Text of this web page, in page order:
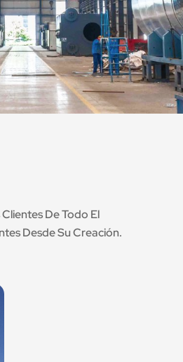
De Todo El
Desde Su Creación.